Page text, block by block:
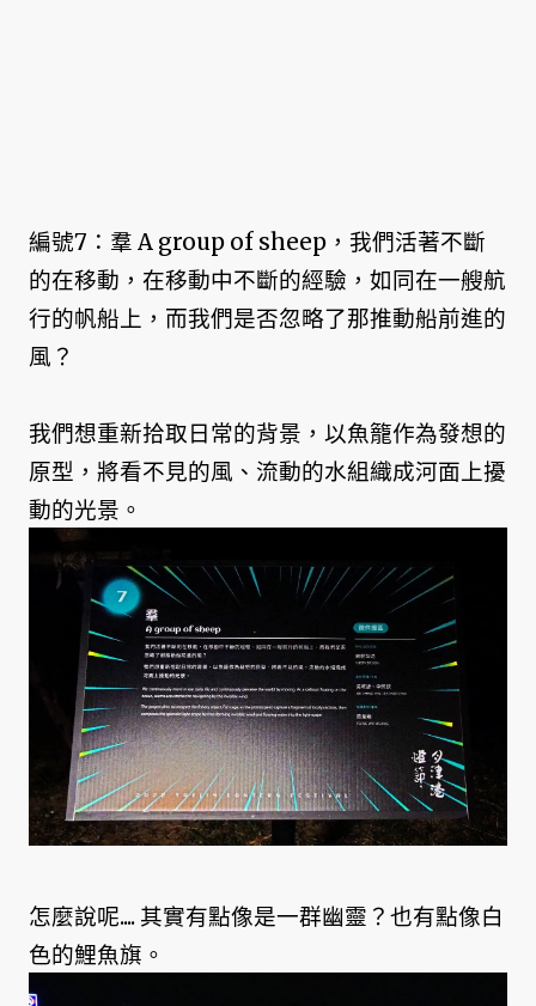
編號7：羣 A group of sheep，我們活著不斷
的在移動，在移動中不斷的經驗，如同在一艘航
行的帆船上，而我們是否忽略了那推動船前進的
風？
我們想重新拾取日常的背景，以魚籠作為發想的
原型，將看不見的風、流動的水組織成河面上擾
動的光景。
怎麼說呢.... 其實有點像是一群幽靈？也有點像白
色的鯉魚旗。